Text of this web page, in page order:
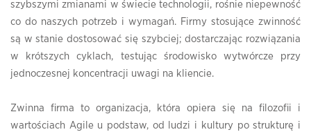
szybszymi zmianami w świecie technologii, rośnie niepewność
co do naszych potrzeb i wymagań. Firmy stosujące zwinność
są w stanie dostosować się szybciej; dostarczając rozwiązania
w krótszych cyklach, testując środowisko wytwórcze przy
jednoczesnej koncentracji uwagi na kliencie.
Zwinna firma to organizacja, która opiera się na filozofii i
wartościach Agile u podstaw, od ludzi i kultury po strukturę i